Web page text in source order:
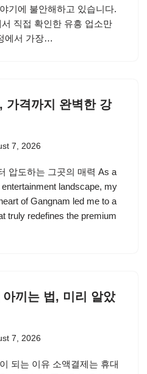
기에 불안해하고 있습니다.
직접 확인한 유흥 업소만
에서 가장…
가격까지 완벽한 강
7, 2026
압도하는 그곳의 매력 As a
landscape, my
of Gangnam led me to a
truly redefines the premium
끼는 법, 미리 알았
7, 2026
되는 이유 소액결제는 휴대